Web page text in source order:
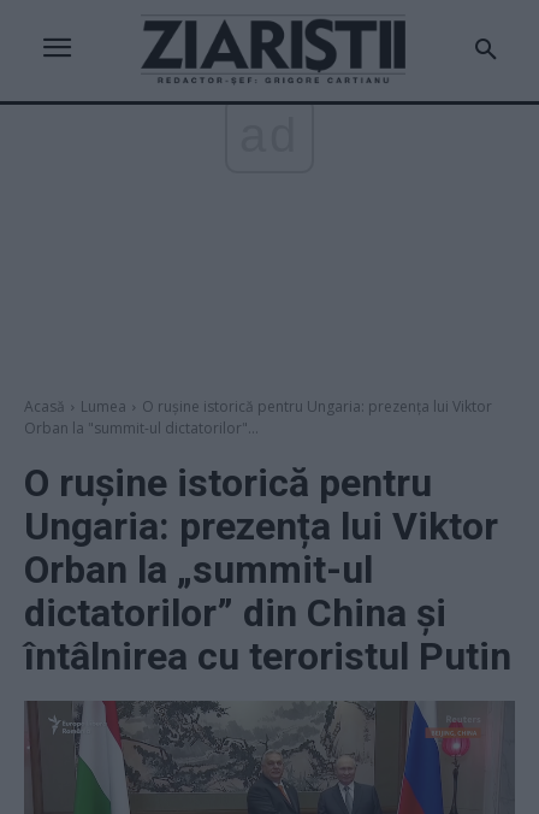
Acasă Lumea
O rușine istorică pentru Ungaria: prezența lui Viktor
Orban la "summit-ul dictatorilor"...
O rușine istorică pentru
Ungaria: prezența lui Viktor
Orban la „summit-ul
dictatorilor” din China și
întâlnirea cu teroristul Putin